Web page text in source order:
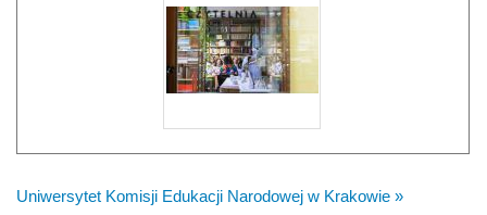
Uniwersytet Komisji Edukacji Narodowej w Krakowie »